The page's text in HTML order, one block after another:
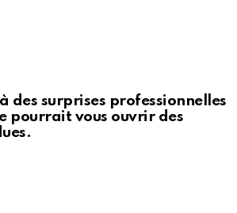
des surprises professionnelles
pourrait vous ouvrir des